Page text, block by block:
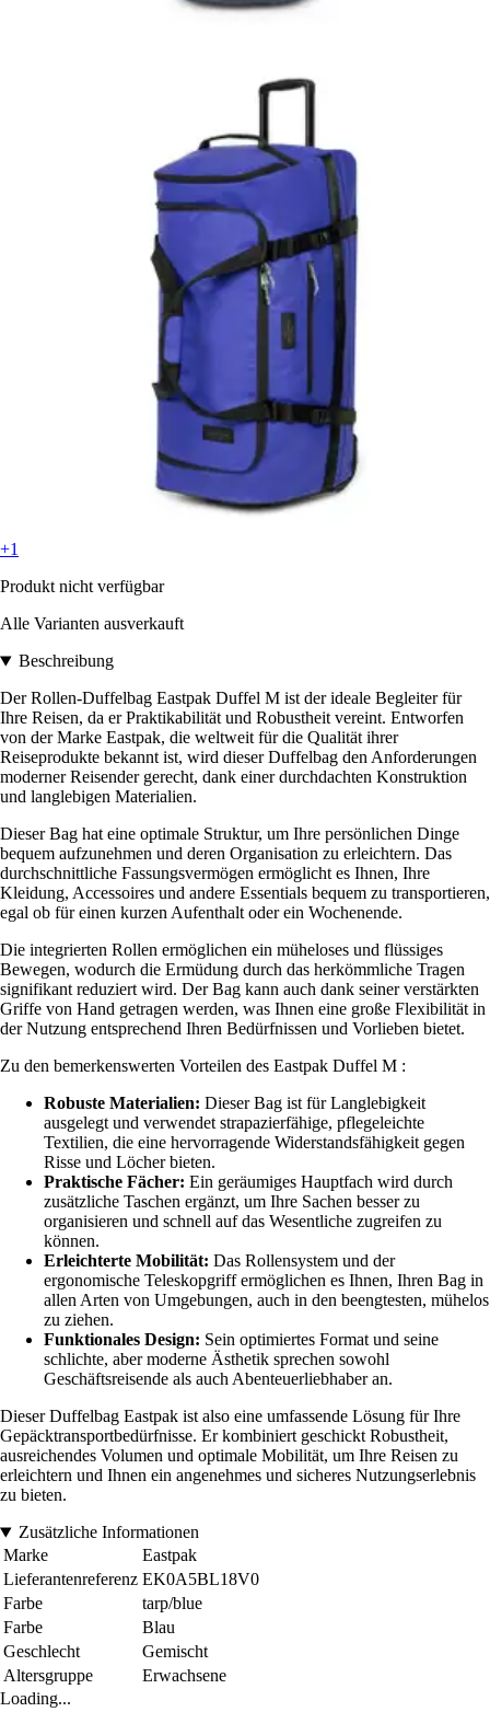
+1
Produkt nicht verfügbar
Alle Varianten ausverkauft
Beschreibung
Der Rollen-Duffelbag Eastpak Duffel M ist der ideale Begleiter für
Ihre Reisen, da er Praktikabilität und Robustheit vereint. Entworfen
von der Marke Eastpak, die weltweit für die Qualität ihrer
Reiseprodukte bekannt ist, wird dieser Duffelbag den Anforderungen
moderner Reisender gerecht, dank einer durchdachten Konstruktion
und langlebigen Materialien.
Dieser Bag hat eine optimale Struktur, um Ihre persönlichen Dinge
bequem aufzunehmen und deren Organisation zu erleichtern. Das
durchschnittliche Fassungsvermögen ermöglicht es Ihnen, Ihre
Kleidung, Accessoires und andere Essentials bequem zu transportieren,
egal ob für einen kurzen Aufenthalt oder ein Wochenende.
Die integrierten Rollen ermöglichen ein müheloses und flüssiges
Bewegen, wodurch die Ermüdung durch das herkömmliche Tragen
signifikant reduziert wird. Der Bag kann auch dank seiner verstärkten
Griffe von Hand getragen werden, was Ihnen eine große Flexibilität in
der Nutzung entsprechend Ihren Bedürfnissen und Vorlieben bietet.
Zu den bemerkenswerten Vorteilen des Eastpak Duffel M :
Robuste Materialien: Dieser Bag ist für Langlebigkeit
ausgelegt und verwendet strapazierfähige, pflegeleichte
Textilien, die eine hervorragende Widerstandsfähigkeit gegen
Risse und Löcher bieten.
Praktische Fächer: Ein geräumiges Hauptfach wird durch
zusätzliche Taschen ergänzt, um Ihre Sachen besser zu
organisieren und schnell auf das Wesentliche zugreifen zu
können.
Erleichterte Mobilität: Das Rollensystem und der
ergonomische Teleskopgriff ermöglichen es Ihnen, Ihren Bag in
allen Arten von Umgebungen, auch in den beengtesten, mühelos
zu ziehen.
Funktionales Design: Sein optimiertes Format und seine
schlichte, aber moderne Ästhetik sprechen sowohl
Geschäftsreisende als auch Abenteuerliebhaber an.
Dieser Duffelbag Eastpak ist also eine umfassende Lösung für Ihre
Gepäcktransportbedürfnisse. Er kombiniert geschickt Robustheit,
ausreichendes Volumen und optimale Mobilität, um Ihre Reisen zu
erleichtern und Ihnen ein angenehmes und sicheres Nutzungserlebnis
zu bieten.
Zusätzliche Informationen
Marke
Eastpak
Lieferantenreferenz EK0A5BL18V0
Farbe
tarp/blue
Farbe
Blau
Geschlecht
Gemischt
Altersgruppe
Erwachsene
Loading...